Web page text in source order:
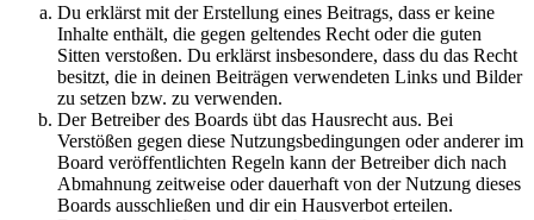
Du erklärst mit der Erstellung eines Beitrags, dass er keine
Inhalte enthält, die gegen geltendes Recht oder die guten
Sitten verstoßen. Du erklärst insbesondere, dass du das Recht
besitzt, die in deinen Beiträgen verwendeten Links und Bilder
zu setzen bzw. zu verwenden.
Der Betreiber des Boards übt das Hausrecht aus. Bei
Verstößen gegen diese Nutzungsbedingungen oder anderer im
Board veröffentlichten Regeln kann der Betreiber dich nach
Abmahnung zeitweise oder dauerhaft von der Nutzung dieses
Boards ausschließen und dir ein Hausverbot erteilen.